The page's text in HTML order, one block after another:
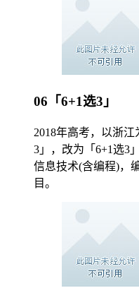
06「6+1选3」
2018年高考，以浙
3」，改为「6+1选3
信息技术(含编程)，
目。